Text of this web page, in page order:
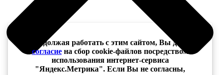
Продолжая работать с этим сайтом, Вы даёте
согласиена сбор cookie-файлов посредством
использования интернет-сервиса
"Яндекс.Метрика". Если Вы не согласны,